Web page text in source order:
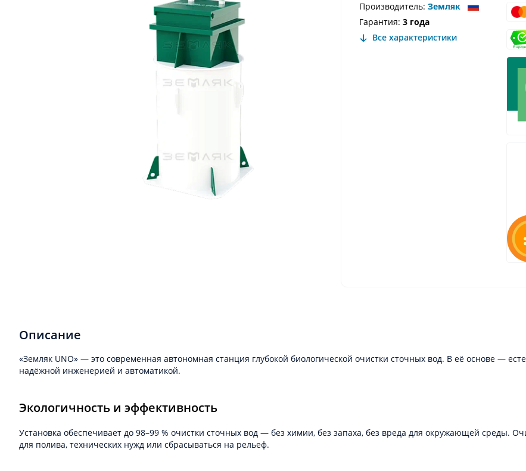
Производитель: Земляк
Гарантия: 3 года
Все характеристики
Описание
«Земляк UNO» — это современная автономная станция глубокой биологической очистки сточных вод. В её основе —
надёжной инженерией и автоматикой.
Экологичность и эффективность
Установка обеспечивает до 98–99 % очистки сточных вод — без химии, без запаха, без вреда для окружающей среды.
для полива, технических нужд или сбрасываться на рельеф.